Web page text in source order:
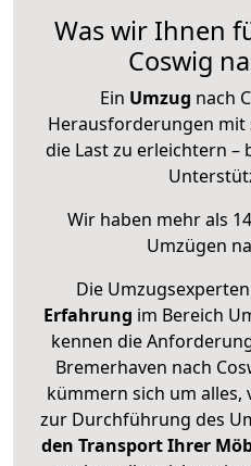
Was wir Ihnen
Coswig
Ein Umzug nach
Herausforderungen mit
die Last zu erleichtern
Wir haben mehr als
Umzügen
Die
Erfahrung im Bereich
kennen die
Bremerhaven nach
kümmern sich um alles,
zur Durchführung des
den Transport Ihrer